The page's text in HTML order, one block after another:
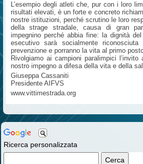
Ricerca personalizzata
L’esempio degli atleti che, pur con i loro
risultati elevati, è un forte e concreto
nostre istituzioni, perché scrutino le loro
della strage stradale, causa di gran
impegnino perché abbia fine: la dignità
esecutivo sarà socialmente
prevenzione e porranno la vita al primo
Rivolgiamo ai campioni paralimpici
nostro impegno a difesa della vita e della
Giuseppa Cassaniti
Presidente AIFVS
www.vittimestrada.org